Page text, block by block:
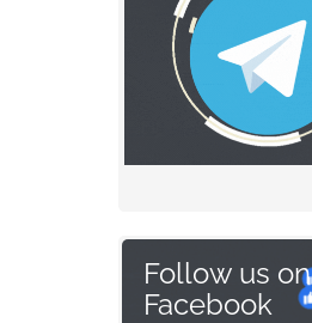
Follow us on
Facebook